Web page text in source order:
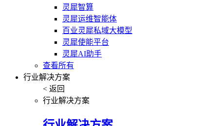
灵犀智算
灵犀运维智能体
百业灵犀私域大模型
灵犀使能平台
灵犀AI助手
查看所有
行业解决方案
< 返回
行业解决方案